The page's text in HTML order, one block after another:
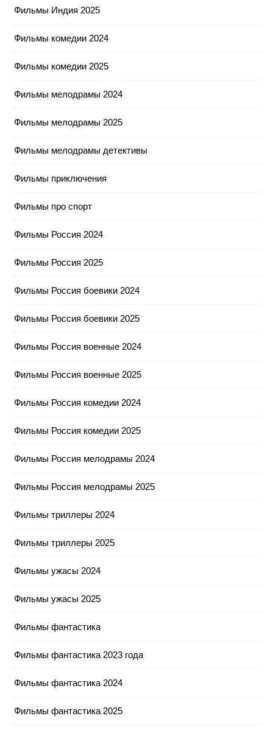
Фильмы Индия 2025
Фильмы комедии 2024
Фильмы комедии 2025
Фильмы мелодрамы 2024
Фильмы мелодрамы 2025
Фильмы мелодрамы детективы
Фильмы приключения
Фильмы про спорт
Фильмы Россия 2024
Фильмы Россия 2025
Фильмы Россия боевики 2024
Фильмы Россия боевики 2025
Фильмы Россия военные 2024
Фильмы Россия военные 2025
Фильмы Россия комедии 2024
Фильмы Россия комедии 2025
Фильмы Россия мелодрамы 2024
Фильмы Россия мелодрамы 2025
Фильмы триллеры 2024
Фильмы триллеры 2025
Фильмы ужасы 2024
Фильмы ужасы 2025
Фильмы фантастика
Фильмы фантастика 2023 года
Фильмы фантастика 2024
Фильмы фантастика 2025